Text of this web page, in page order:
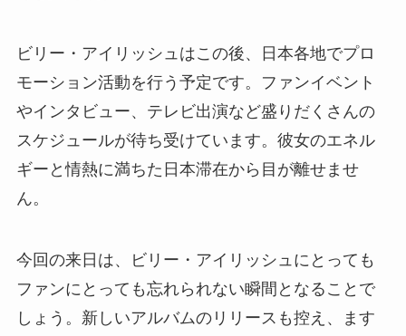
ビリー・アイリッシュはこの後、日本各地でプロ
モーション活動を行う予定です。ファンイベント
やインタビュー、テレビ出演など盛りだくさんの
スケジュールが待ち受けています。彼女のエネル
ギーと情熱に満ちた日本滞在から目が離せませ
ん。
今回の来日は、ビリー・アイリッシュにとっても
ファンにとっても忘れられない瞬間となることで
しょう。新しいアルバムのリリースも控え、ます